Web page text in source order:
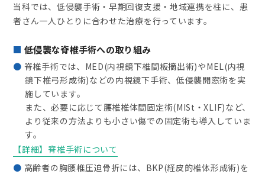
当科では、低侵襲手術・早期回復支援・地域連携を柱に、患
者さん一人ひとりに合わせた治療を行っています。
低侵襲な脊椎手術への取り組み
脊椎手術では、MED(内視鏡下椎間板摘出術)やMEL(内視
鏡下椎弓形成術)などの内視鏡下手術、低侵襲開窓術を実
施しています。
また、必要に応じて腰椎椎体間固定術(MISt・XLIF)など、
より従来の方法よりも小さい傷での固定術も導入していま
す。
【詳細】脊椎手術について
高齢者の胸腰椎圧迫骨折には、BKP(経皮的椎体形成術)を